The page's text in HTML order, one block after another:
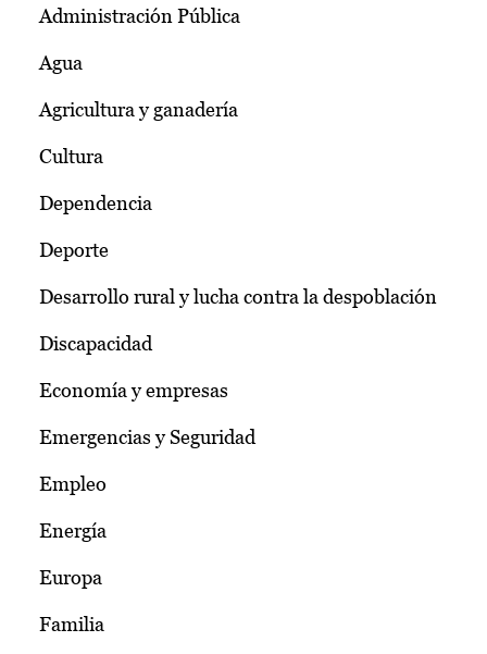
Administración Pública
Agua
Agricultura y ganadería
Cultura
Dependencia
Deporte
Desarrollo rural y lucha contra la despoblación
Discapacidad
Economía y empresas
Emergencias y Seguridad
Empleo
Energía
Europa
Familia